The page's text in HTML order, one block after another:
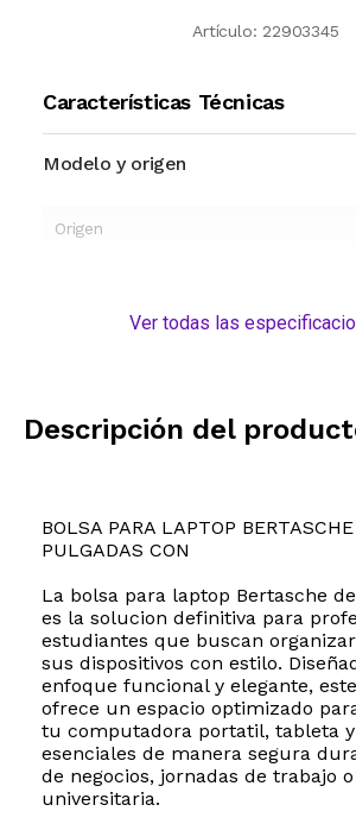
Artículo: 22903345
Características Técnicas
Modelo y origen
Origen
Ver todas las
Descripción del
BOLSA PARA LAPTOP
PULGADAS CON
La bolsa para laptop Bertasche
es la solucion definitiva para
estudiantes que buscan
sus dispositivos con estilo.
enfoque funcional y elegante,
ofrece un espacio optimizado
tu computadora portatil, tableta y
esenciales de manera segura
de negocios, jornadas de trabajo
universitaria.